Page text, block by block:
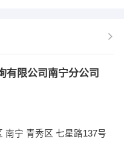
有限公司南宁分公司
南宁 青秀区 七星路137号